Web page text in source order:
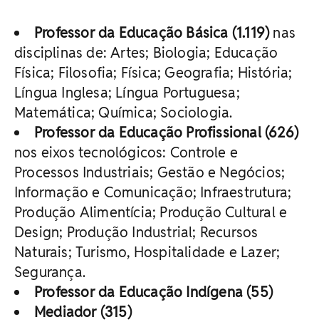
Professor da Educação Básica (1.119)nas
disciplinas de: Artes; Biologia; Educação
Física; Filosofia; Física; Geografia; História;
Língua Inglesa; Língua Portuguesa;
Matemática; Química; Sociologia.
Professor da Educação Profissional (626)
nos eixos tecnológicos: Controle e
Processos Industriais; Gestão e Negócios;
Informação e Comunicação; Infraestrutura;
Produção Alimentícia; Produção Cultural e
Design; Produção Industrial; Recursos
Naturais; Turismo, Hospitalidade e Lazer;
Segurança.
Professor da Educação Indígena (55)
Mediador (315)